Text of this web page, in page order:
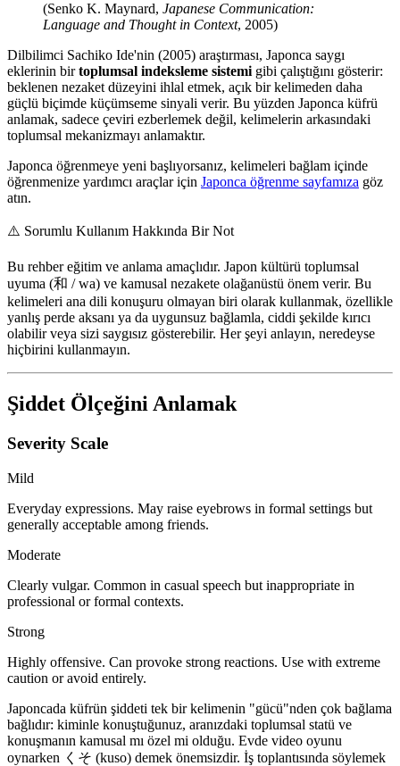
(Senko K. Maynard, Japanese Communication:
Language and Thought in Context, 2005)
Dilbilimci Sachiko Ide'nin (2005) araştırması, Japonca saygı
eklerinin birtoplumsal indeksleme sistemigibi çalıştığını gösterir:
beklenen nezaket düzeyini ihlal etmek, açık bir kelimeden daha
güçlü biçimde küçümseme sinyali verir. Bu yüzden Japonca küfrü
anlamak, sadece çeviri ezberlemek değil, kelimelerin arkasındaki
toplumsal mekanizmayı anlamaktır.
Japonca öğrenmeye yeni başlıyorsanız, kelimeleri bağlam içinde
öğrenmenize yardımcı araçlar için Japonca öğrenme sayfamıza göz
atın.
⚠️ Sorumlu Kullanım Hakkında Bir Not
Bu rehber eğitim ve anlama amaçlıdır. Japon kültürü toplumsal
uyuma (和 / wa) ve kamusal nezakete olağanüstü önem verir. Bu
kelimeleri ana dili konuşuru olmayan biri olarak kullanmak, özellikle
yanlış perde aksanı ya da uygunsuz bağlamla, ciddi şekilde kırıcı
olabilir veya sizi saygısız gösterebilir. Her şeyi anlayın, neredeyse
hiçbirini kullanmayın.
Şiddet Ölçeğini Anlamak
Severity Scale
Mild
Everyday expressions. May raise eyebrows in formal settings but
generally acceptable among friends.
Moderate
Clearly vulgar. Common in casual speech but inappropriate in
professional or formal contexts.
Strong
Highly offensive. Can provoke strong reactions. Use with extreme
caution or avoid entirely.
Japoncada küfrün şiddeti tek bir kelimenin "gücü"nden çok bağlama
bağlıdır: kiminle konuştuğunuz, aranızdaki toplumsal statü ve
konuşmanın kamusal mı özel mi olduğu. Evde video oyunu
oynarken くそ (kuso) demek önemsizdir. İş toplantısında söylemek